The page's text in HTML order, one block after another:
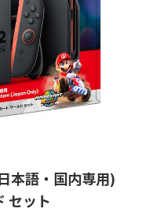
語・国内専用)
セット